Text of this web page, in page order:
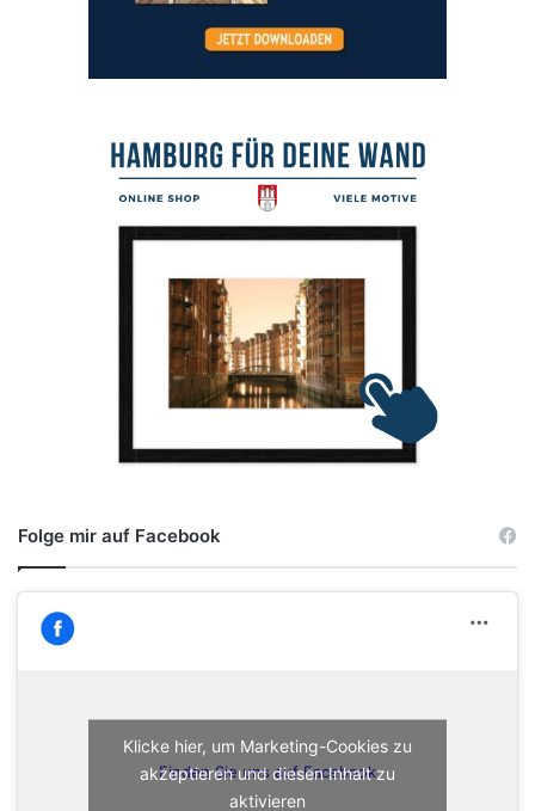
Folge mir auf Facebook
Finden Sie uns auf Facebook
Klicke hier, um Marketing-Cookies zu
akzeptieren und diesen Inhalt zu
aktivieren